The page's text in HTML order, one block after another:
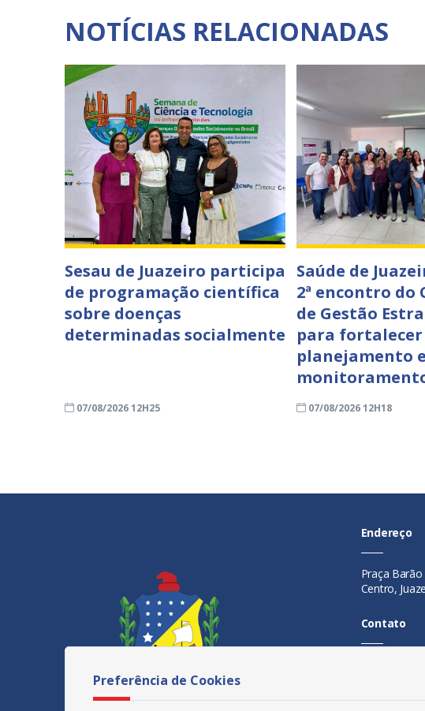
NOTÍCIAS RELACIONADAS
Sesau de Juazeiro participa
de programação científica
sobre doenças
determinadas socialmente
07/08/2026 12H25
Saúde de
2ª encontro do
de Gestão
para fortalecer
planejamento e
monitoramento
07/08/2026 12H18
Endereço
Praça
Centro,
Contato
Preferência de Cookies